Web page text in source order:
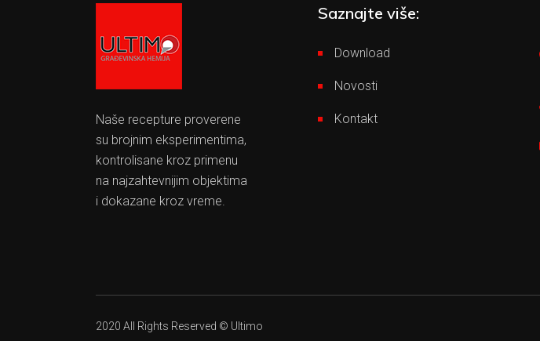
Naše recepture proverene
su brojnim eksperimentima,
kontrolisane kroz primenu
na najzahtevnijim objektima
i dokazane kroz vreme.
Saznajte više:
Download
Novosti
Kontakt
2020 All Rights Reserved © Ultimo